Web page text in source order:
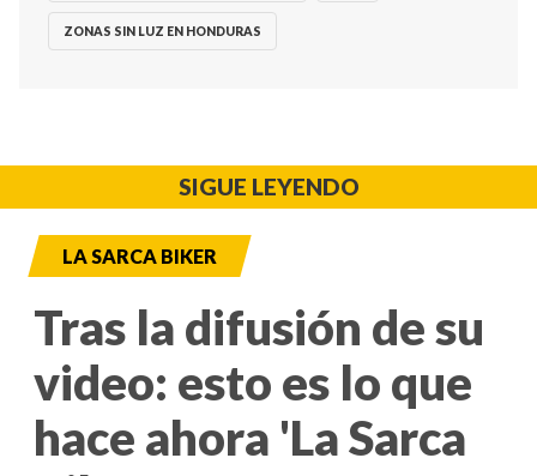
ZONAS SIN LUZ EN HONDURAS
SIGUE LEYENDO
LA SARCA BIKER
Tras la difusión de su
video: esto es lo que
hace ahora 'La Sarca